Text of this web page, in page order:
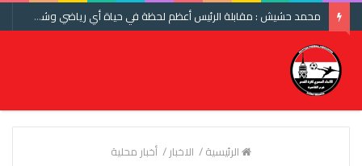
محمد حشيش : مقابلة الرئيس أعظم لحظة في حياة أي رياضي وشكرا اتحاد الكرة ومنتخب مصر
الرئيسية/ الاخبار/ أخبار محلية